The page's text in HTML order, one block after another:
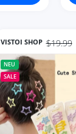
VISTOI SHOP $19.99
NEU
SALE